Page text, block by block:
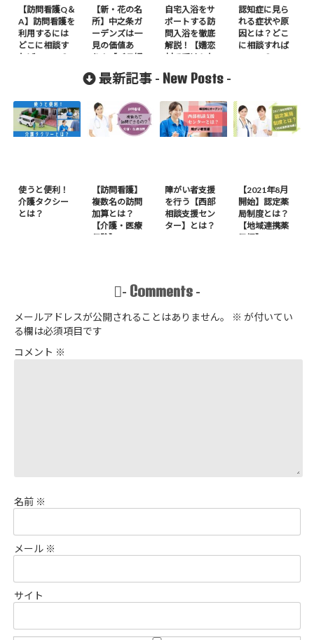
【訪問看護Q＆
A】訪問看護を
利用するには
どこに相談す
ればいいの？
【新・花の名
所】中之条ガ
ーデンズは一
見の価値あ
り！【バラ好
き必見】
自宅入浴をサ
ポートする訪
問入浴を徹底
解説！【嬬恋
村で受けられ
認知症に見ら
れる症状や原
因とは？どこ
に相談すれば
いいの？
最新記事 - New Posts -
使うと便利！
介護タクシー
とは？
【訪問看護】
複数名の訪問
加算とは？
【介護・医療
保険】
障がい者支援
を行う【西部
相談支援セン
ター】とは？
【2021年8月
開始】認定薬
局制度とは？
【地域連携薬
局編】
- Comments -
メールアドレスが公開されることはありません。 ※ が付いてい
る欄は必須項目です
コメント ※
名前 ※
メール ※
サイト